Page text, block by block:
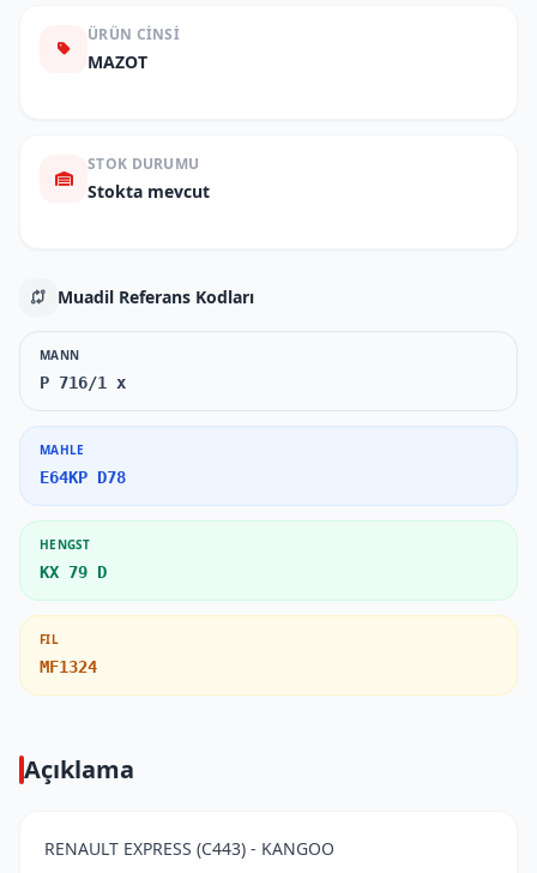
ÜRÜN CINSI
MAZOT
STOK DURUMU
Stokta mevcut
Muadil Referans Kodları
MANN
P 716/1 x
MAHLE
E64KP D78
HENGST
KX 79 D
FIL
MF1324
Açıklama
RENAULT EXPRESS (C443) - KANGOO